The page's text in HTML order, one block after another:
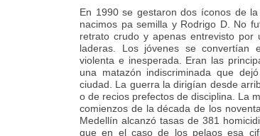
En 1990 se gestaron dos íconos de
nacimos pa semilla y Rodrigo D. No
retrato crudo y apenas entrevisto
laderas. Los jóvenes se convertían
violenta e inesperada. Eran las
una matazón indiscriminada que
ciudad. La guerra la dirigían desde
o de recios prefectos de disciplina. La
comienzos de la década de los
Medellín alcanzó tasas de 381
que en el caso de los pelaos esa